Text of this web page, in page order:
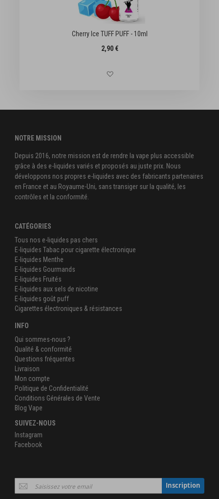
Cherry Ice TUFF PUFF - 10ml
2,90 €
NOTRE MISSION
Depuis 2016, notre mission est de rendre la vape plus accessible
grâce à des e-liquides variés et proposés au juste prix. Nous
développons nos propres e-liquides avec des fabricants partenaires
en France et au Royaume-Uni, sans transiger sur la qualité, les
contrôles et la conformité.
CATÉGORIES
Tous nos e-liquides pas chers
E-liquides Tabac pour cigarette électronique
E-liquides Menthe
E-liquides Gourmands
E-liquides Fruités
E-liquides aux sels de nicotine
E-liquides goût puff
Cigarettes électroniques & résistances
INFO
Qui sommes-nous ?
Qualité & conformité
Questions fréquentes
Livraison
Mon compte
Politique de Confidentialité
Conditions Générales de Vente
Blog Vape
SUIVEZ-NOUS
Instagram
Facebook
Inscription
à
Inscription